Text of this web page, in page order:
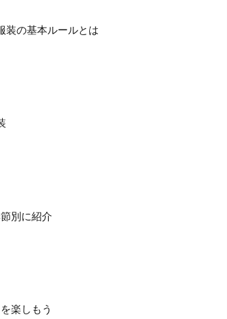
装の基本ルールとは
別に紹介
楽しもう